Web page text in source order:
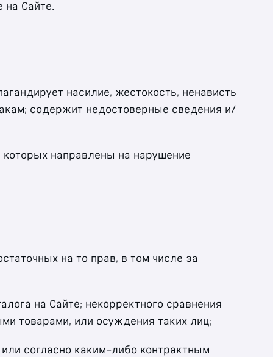
на Сайте.
насилие, жестокость, ненависть
содержит недостоверные сведения и/
направлены на нарушение
на то прав, в том числе за
на Сайте; некорректного сравнения
товарами, или осуждения таких лиц;
согласно каким-либо контрактным